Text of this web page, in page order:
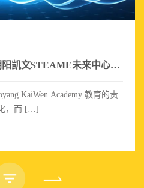
执着于心，未来已来丨朝阳凯文STEAME未来中心盛大揭牌，打造国际教育新标杆
KaiWen Academy 教育的责
，而 […]